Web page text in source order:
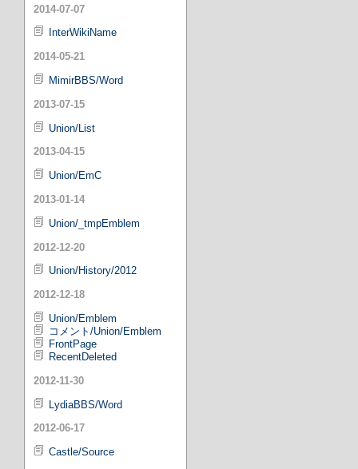
2014-07-07
InterWikiName
2014-05-21
MimirBBS/Word
2013-07-15
Union/List
2013-04-15
Union/EmC
2013-01-14
Union/_tmpEmblem
2012-12-20
Union/History/2012
2012-12-18
Union/Emblem
コメント/Union/Emblem
FrontPage
RecentDeleted
2012-11-30
LydiaBBS/Word
2012-06-17
Castle/Source